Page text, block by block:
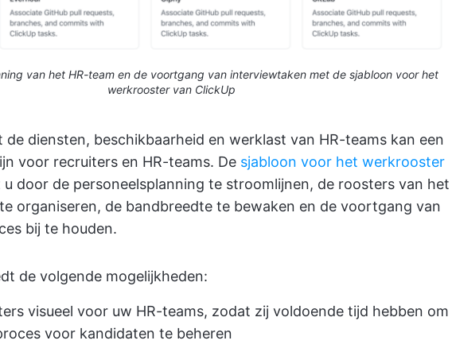
van het HR-team en de voortgang van interviewtaken met de sjabloon voor het
werkrooster van ClickUp
de diensten, beschikbaarheid en werklast van HR-teams kan een
voor recruiters en HR-teams. De sjabloon voor het werkrooster
u door de personeelsplanning te stroomlijnen, de roosters van het
organiseren, de bandbreedte te bewaken en de voortgang van
bij te houden.
de volgende mogelijkheden:
visueel voor uw HR-teams, zodat zij voldoende tijd hebben om
voor kandidaten te beheren